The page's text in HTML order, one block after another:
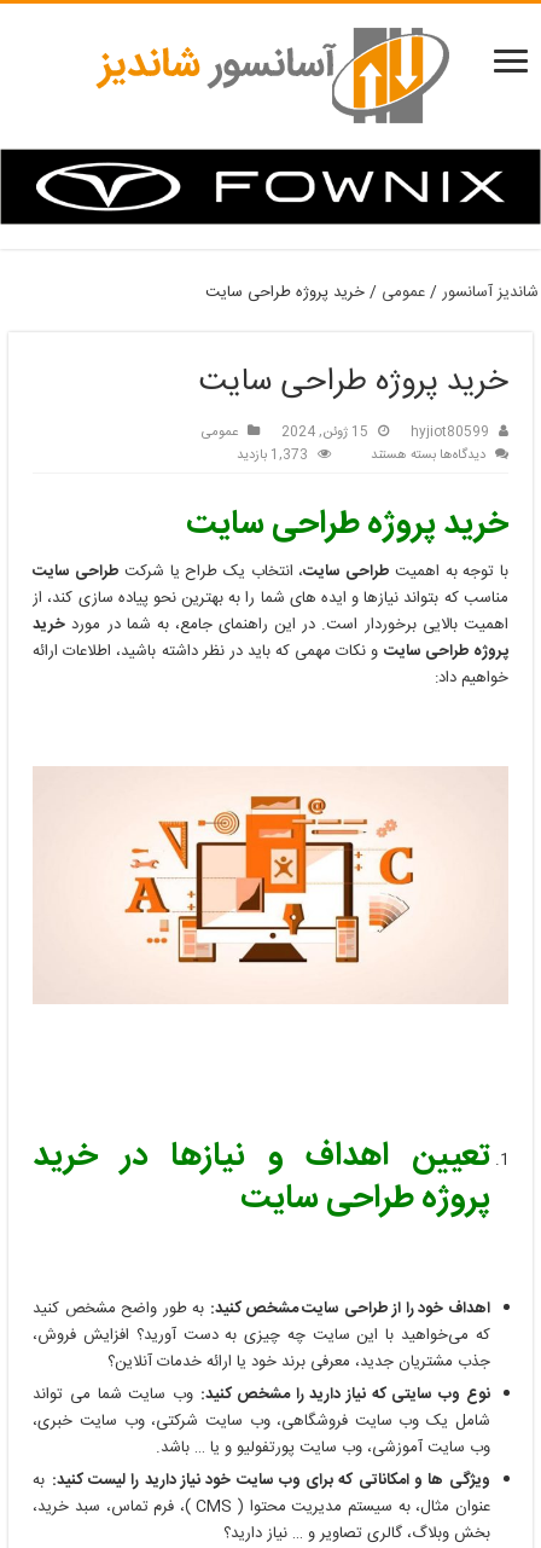
شاندیز آسانسور/عمومی /خرید پروژه طراحی سایت
خرید پروژه طراحی سایت
hyjiot80599 15 ژوئن, 2024
عمومی
دیدگاه‌هابرای
طراحی
سایت
بسته هستند 1,373 بازدید
خرید پروژه طراحی سایت
با توجه به اهمیت طراحی سایت، انتخاب یک طراح یا شرکت طراحی سایت
مناسب که بتواند نیازها و ایده های شما را به بهترین نحو پیاده سازی کند، از
اهمیت بالایی برخوردار است. در این راهنمای جامع، به شما در مورد خرید
پروژه طراحی سایت و نکات مهمی که باید در نظر داشته باشید، اطلاعات ارائه
خواهیم داد:
تعیین اهداف و نیازها در خرید
پروژه طراحی سایت
اهداف خود را از طراحی سایت مشخص کنید: به طور واضح مشخص کنید
که می‌خواهید با این سایت چه چیزی به دست آورید؟ افزایش فروش،
جذب مشتریان جدید، معرفی برند خود یا ارائه خدمات آنلاین؟
نوع وب سایتی که نیاز دارید را مشخص کنید: وب سایت شما می تواند
شامل یک وب سایت فروشگاهی، وب سایت شرکتی، وب سایت خبری،
وب سایت آموزشی، وب سایت پورتفولیو و یا … باشد.
ویژگی ها و امکاناتی که برای وب سایت خود نیاز دارید را لیست کنید: به
عنوان مثال، به سیستم مدیریت محتوا ( CMS )، فرم تماس، سبد خرید،
بخش وبلاگ، گالری تصاویر و … نیاز دارید؟